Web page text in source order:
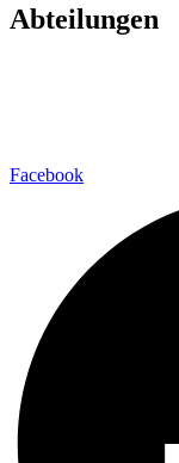
Abteilungen
Facebook